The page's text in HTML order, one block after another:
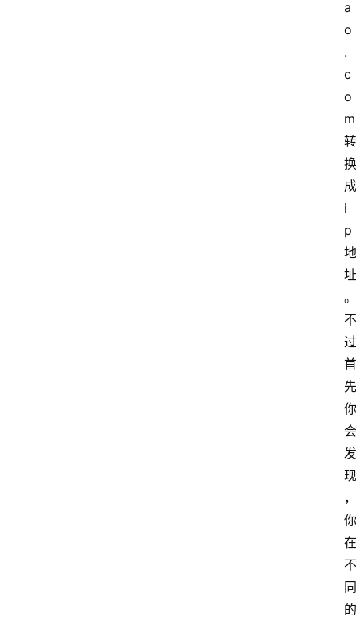
a
o
.
c
o
m
转
换
成
i
p
地
址
。
不
过
首
先
你
会
发
现
，
你
在
不
同
的